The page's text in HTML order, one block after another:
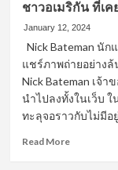
ชาวอเมริกัน ที่เ
January 12, 2024
Nick Bateman นั
แชร์ภาพถ่ายอย่าง
Nick Bateman เจ้
นำไปลงทั้งในเว็บ
ทะลุจอราวกับไม่มีอ
Read MoreRead